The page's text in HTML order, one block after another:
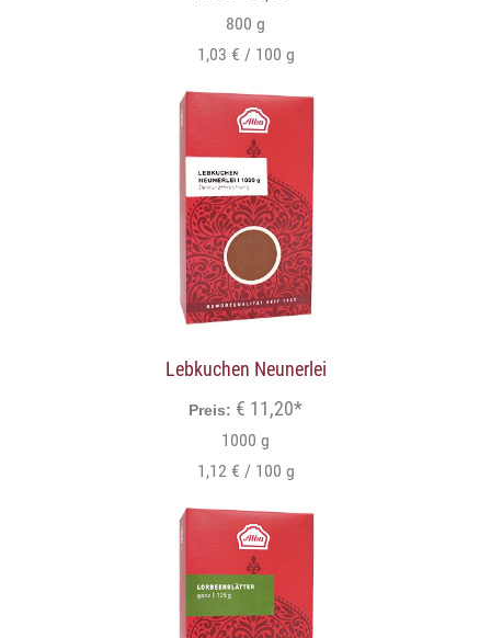
800 g
1,03 € / 100 g
Lebkuchen Neunerlei
Preis: € 11,20*
1000 g
1,12 € / 100 g